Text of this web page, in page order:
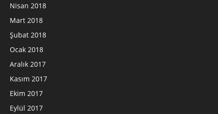
Nisan 2018
Mart 2018
Şubat 2018
Ocak 2018
Aralık 2017
Kasım 2017
Ekim 2017
Eylül 2017